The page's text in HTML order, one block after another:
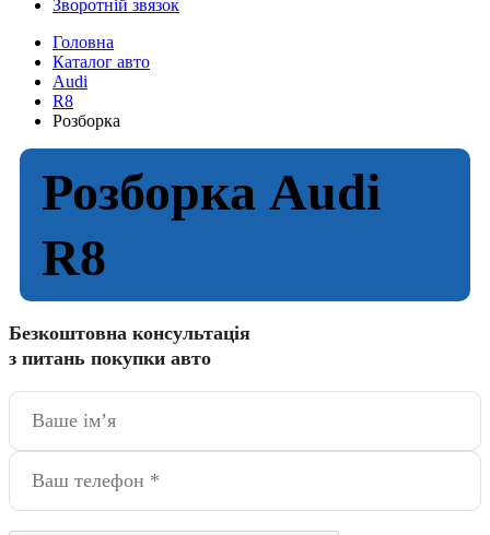
Зворотній звязок
Головна
Каталог авто
Audi
R8
Розборка
Розборка Audi
R8
Безкоштовна консультація
з питань покупки авто